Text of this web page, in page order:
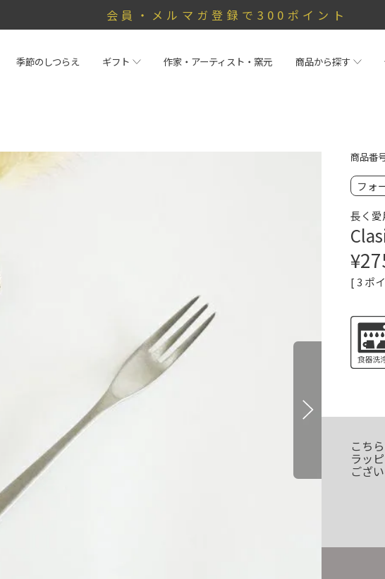
会員・メルマガ登録で300ポイント
季節のしつらえ ギフト 作家・アーティスト・窯元 商品から探す
商品番
フォ
長く愛
¥
[3 ポ
こち
ラッ
ござ